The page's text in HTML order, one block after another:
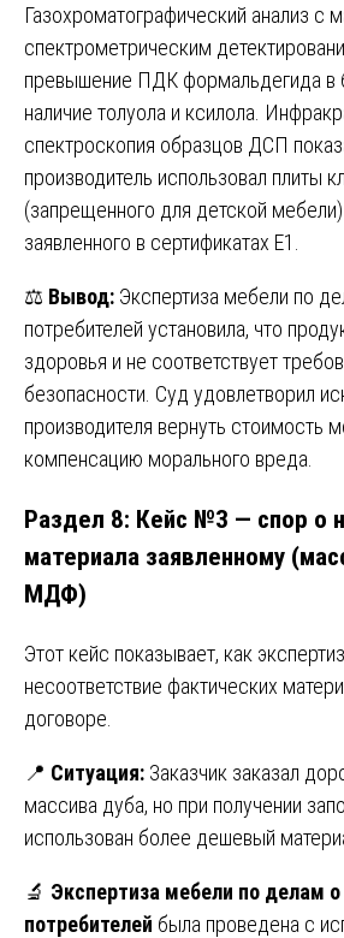
Газохроматографический анализ с
спектрометрическим
превышение ПДК формальдегида в
наличие толуола и ксилола.
спектроскопия образцов ДСП
производитель использовал плиты
(запрещенного для детской
заявленного в сертификатах Е1.
⚖️ Вывод: Экспертиза мебели по
потребителей установила, что
здоровья и не соответствует
безопасности. Суд удовлетворил
производителя вернуть стоимость
компенсацию морального вреда.
Раздел 8: Кейс №3 — спор о
материала заявленному
МДФ)
Этот кейс показывает, как
несоответствие фактических
договоре.
📍 Ситуация: Заказчик заказал
массива дуба, но при получении
использован более дешевый
🔬 Экспертиза мебели по делам
потребителей была проведена с